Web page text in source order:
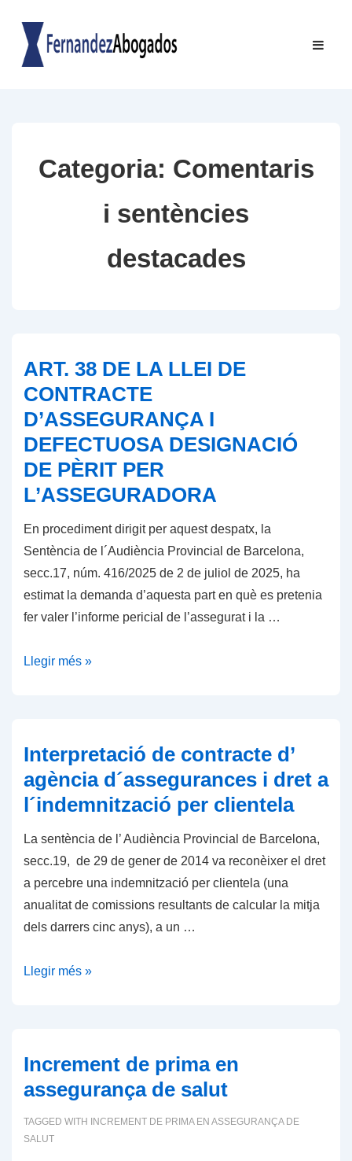
Salta
Categoria: Comentaris
i sentències
destacades
ART. 38 DE LA LLEI DE
CONTRACTE
D’ASSEGURANÇA I
DEFECTUOSA DESIGNACIÓ
DE PÈRIT PER
L’ASSEGURADORA
En procediment dirigit per aquest despatx, la
Sentència de l´Audiència Provincial de Barcelona, ​​
secc.17, núm. 416/2025 de 2 de juliol de 2025, ha
estimat la demanda d’aquesta part en què es pretenia
fer valer l’informe pericial de l’assegurat i la …
ART.
LLEI
CONTRACTE
D’ASSEGURANÇA
I
DEFECTUOSA
DESIGNACIÓ
DE
PÈRIT
L’ASSEGURADORA
Llegir més »
Interpretació de contracte d’
agència d´assegurances i dret a
l´indemnització per clientela
La sentència de l’ Audiència Provincial de Barcelona,
secc.19, de 29 de gener de 2014 va reconèixer el dret
a percebre una indemnització per clientela (una
anualitat de comissions resultants de calcular la mitja
dels darrers cinc anys), a un …
Interpretació
agència
´assegurances
dret
Llegir més »
Increment de prima en
assegurança de salut
TAGGED WITH
INCREMENT DE PRIMA EN ASSEGURANÇA DE
SALUT